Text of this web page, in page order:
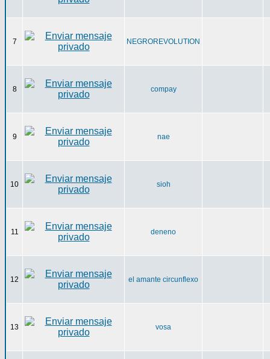
7 NEGROREVOLUTION
8 compay
9 nae
10 sioh
11 deneno
12 el amante circunflexo
13 vosa